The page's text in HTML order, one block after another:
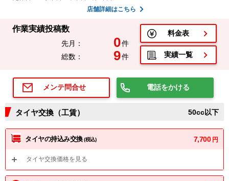
店舗詳細はこちら
作業実績投稿数
先月： 0件
総数：
9件
料金表
実績一覧
メンテ問合せ 電話をかける
タイヤ交換（工賃） 50cc以下
タイヤの持込み交換(税込) 7,700 円
タイヤ交換価格を見る